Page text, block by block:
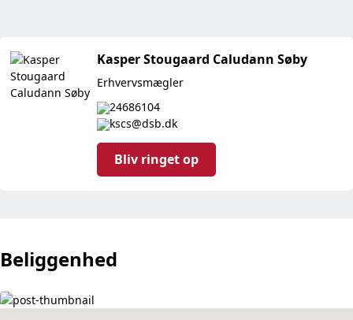
Kasper Stougaard Caludann Søby
Erhvervsmægler
24686104
kscs@dsb.dk(åbner mailprogram)
Bliv ringet op
Beliggenhed